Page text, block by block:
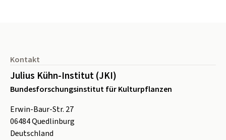
Kontakt
Julius Kühn-Institut (JKI)
Bundesforschungsinstitut für Kulturpflanzen
Erwin-Baur-Str. 27
06484Quedlinburg
Deutschland